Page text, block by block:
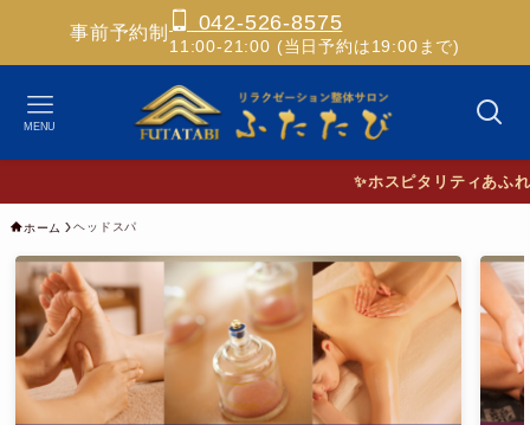
事前予約制 042-526-8575
11:00-21:00 (当日予約は19:00まで)
MENU
✨ホスピタリティあふれ
ホーム ヘッドスパ